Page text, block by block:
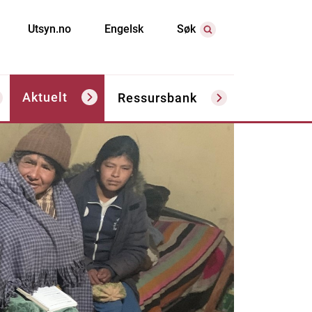
Utsyn.no Engelsk Søk
Aktuelt Ressursbank